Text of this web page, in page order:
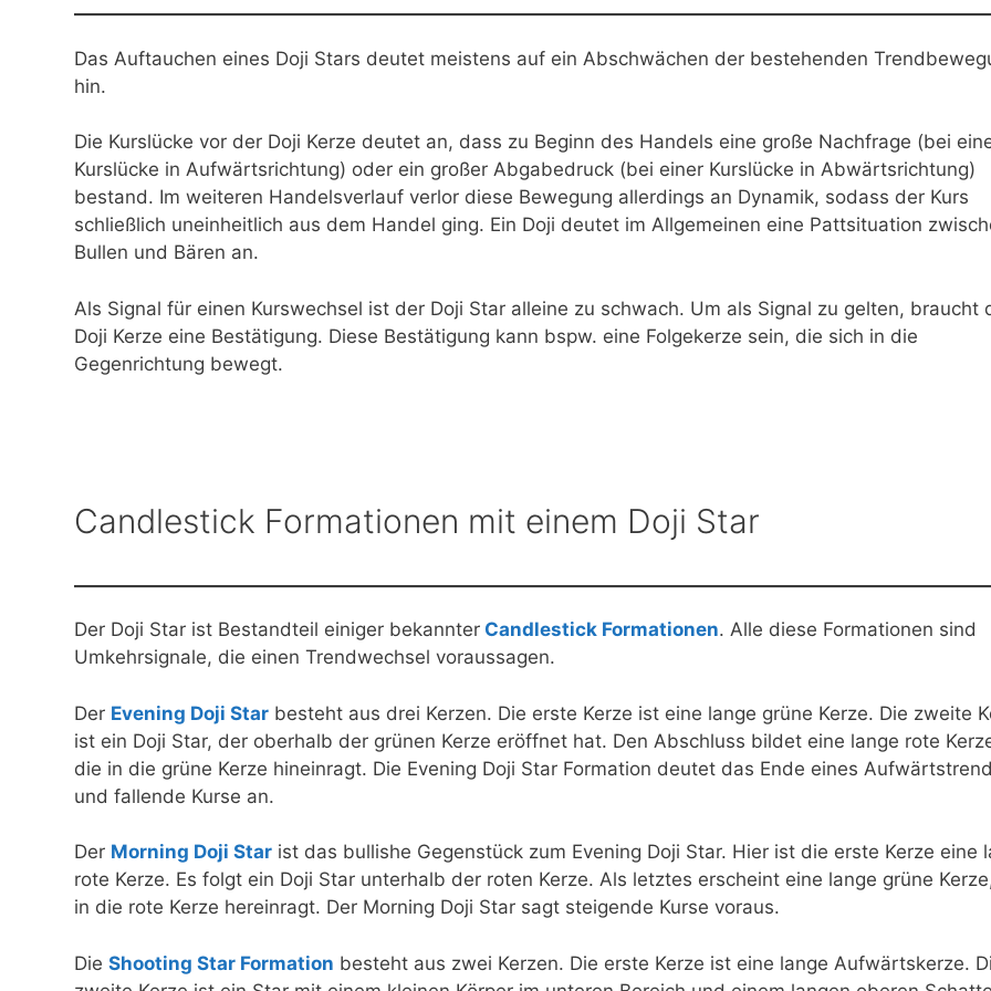
Das Auftauchen eines Doji Stars deutet meistens auf ein Abschwächen der bestehenden
hin.
Die Kurslücke vor der Doji Kerze deutet an, dass zu Beginn des Handels eine große Nachfrage (bei
Kurslücke in Aufwärtsrichtung) oder ein großer Abgabedruck (bei einer Kurslücke in Abwärtsrichtung)
bestand. Im weiteren Handelsverlauf verlor diese Bewegung allerdings an Dynamik, sodass der Kurs
schließlich uneinheitlich aus dem Handel ging. Ein Doji deutet im Allgemeinen eine Pattsituation
Bullen und Bären an.
Als Signal für einen Kurswechsel ist der Doji Star alleine zu schwach. Um als Signal zu gelten, braucht
Doji Kerze eine Bestätigung. Diese Bestätigung kann bspw. eine Folgekerze sein, die sich in die
Gegenrichtung bewegt.
Candlestick Formationen mit einem Doji Star
Der Doji Star ist Bestandteil einiger bekannter Candlestick Formationen. Alle diese Formationen sind
Umkehrsignale, die einen Trendwechsel voraussagen.
Der Evening Doji Star besteht aus drei Kerzen. Die erste Kerze ist eine lange grüne Kerze. Die zweite
ist ein Doji Star, der oberhalb der grünen Kerze eröffnet hat. Den Abschluss bildet eine lange rote
die in die grüne Kerze hineinragt. Die Evening Doji Star Formation deutet das Ende eines
und fallende Kurse an.
Der Morning Doji Star ist das bullishe Gegenstück zum Evening Doji Star. Hier ist die erste Kerze eine
rote Kerze. Es folgt ein Doji Star unterhalb der roten Kerze. Als letztes erscheint eine lange grüne
in die rote Kerze hereinragt. Der Morning Doji Star sagt steigende Kurse voraus.
Die Shooting Star Formation besteht aus zwei Kerzen. Die erste Kerze ist eine lange Aufwärtskerze.